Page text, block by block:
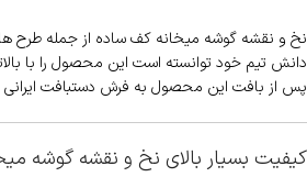
نخ و نقشه گوشه میخانه کف ساده از جمله طرح
دانش تیم خود توانسته است این محصول را با
پس از بافت این محصول به فرش دستبافت ایرانی
کیفیت بسیار بالای نخ و نقشه گوشه